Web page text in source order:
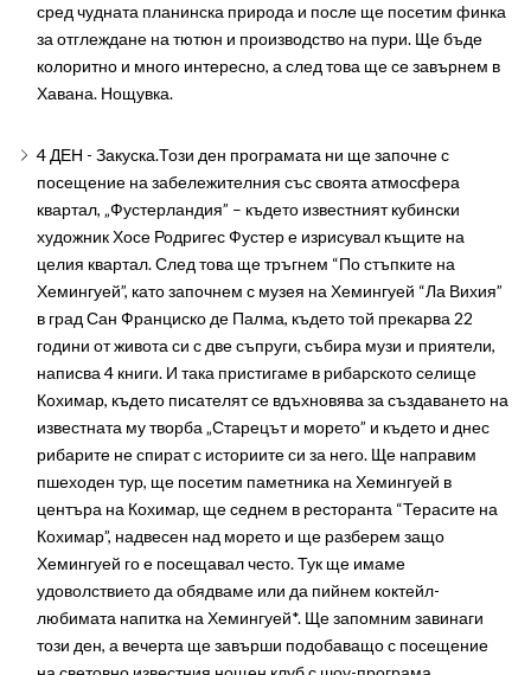
сред чудната планинска природа и после ще посетим финка
за отглеждане на тютюн и производство на пури. Ще бъде
колоритно и много интересно, а след това ще се завърнем в
Хавана. Нощувка.
4 ДЕН - Закуска.Този ден програмата ни ще започне с
посещение на забележителния със своята атмосфера
квартал, „Фустерландия” – където известният кубински
художник Хосе Родригес Фустер е изрисувал къщите на
целия квартал. След това ще тръгнем “По стъпките на
Хемингуей”, като започнем с музея на Хемингуей “Ла Вихия”
в град Сан Франциско де Палма, където той прекарва 22
години от живота си с две съпруги, събира музи и приятели,
написва 4 книги. И така пристигаме в рибарското селище
Кохимар, където писателят се вдъхновява за създаването на
известната му творба „Старецът и морето” и където и днес
рибарите не спират с историите си за него. Ще направим
пшеходен тур, ще посетим паметника на Хемингуей в
центъра на Кохимар, ще седнем в ресторанта “Терасите на
Кохимар”, надвесен над морето и ще разберем защо
Хемингуей го е посещавал често. Тук ще имаме
удоволствието да обядваме или да пийнем коктейл-
любимата напитка на Хемингуей*. Ще запомним завинаги
този ден, а вечерта ще завърши подобаващо с посещение